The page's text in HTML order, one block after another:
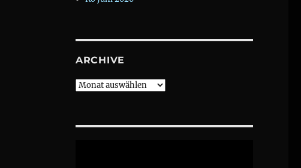
ARCHIVE
Archive